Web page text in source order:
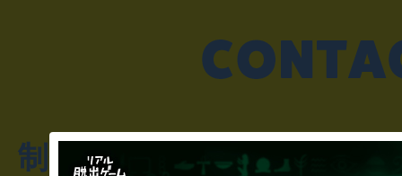
制作のご相談・コラボレ